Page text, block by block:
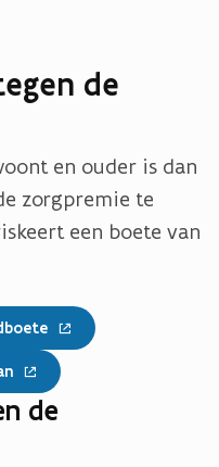
de
en ouder is dan
zorgpremie te
een boete van
de